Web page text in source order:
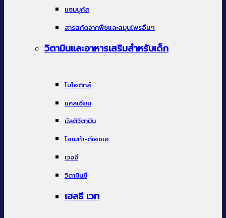
แซมบูคัส
สารสกัดจากพืชและสมุนไพรอื่นๆ
วิตามินและอาหารเสริมสำหรับเด็ก
ไบโอติกส์
แคลเซียม
มัลติวิตามิน
โอเมก้า-ดีเอชเอ
เวจจี
วิตามินซี
เฮลธี เวท